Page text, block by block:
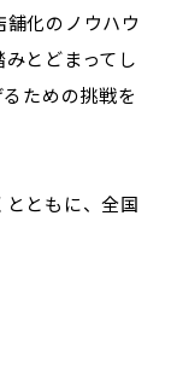
化のノウハウ
とどまってし
ための挑戦を
ともに、全国